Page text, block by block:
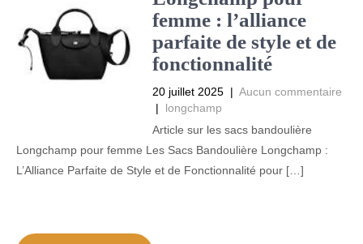
femme : l’alliance
parfaite de style et de
fonctionnalité
20 juillet 2025 | Aucun commentaire
| longchamp
Article sur les sacs bandoulière
Longchamp pour femme Les Sacs Bandoulière Longchamp :
L’Alliance Parfaite de Style et de Fonctionnalité pour […]